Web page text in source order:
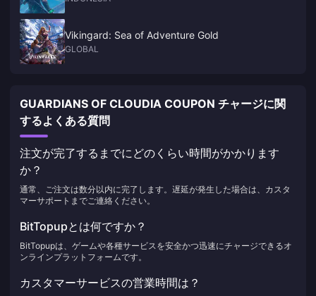
Vikingard: Sea of Adventure Gold
GLOBAL
GUARDIANS OF CLOUDIA COUPON チャージに関
するよくある質問
注文が完了するまでにどのくらい時間がかかります
か？
通常、ご注文は数分以内に完了します。遅延が発生した場合は、カスタ
マーサポートまでご連絡ください。
BitTopupとは何ですか？
BitTopupは、ゲームや各種サービスを安全かつ迅速にチャージできるオ
ンラインプラットフォームです。
カスタマーサービスの営業時間は？